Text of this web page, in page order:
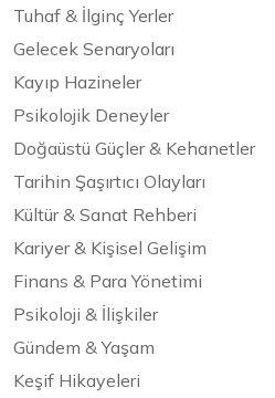
Tuhaf & İlginç Yerler
Gelecek Senaryoları
Kayıp Hazineler
Psikolojik Deneyler
Doğaüstü Güçler & Kehanetler
Tarihin Şaşırtıcı Olayları
Kültür & Sanat Rehberi
Kariyer & Kişisel Gelişim
Finans & Para Yönetimi
Psikoloji & İlişkiler
Gündem & Yaşam
Keşif Hikayeleri